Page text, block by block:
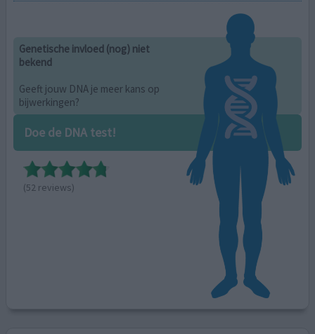
Genetische invloed (nog) niet
bekend
Geeft jouw DNA je meer kans op
bijwerkingen?
Doe de DNA test!
(52 reviews)